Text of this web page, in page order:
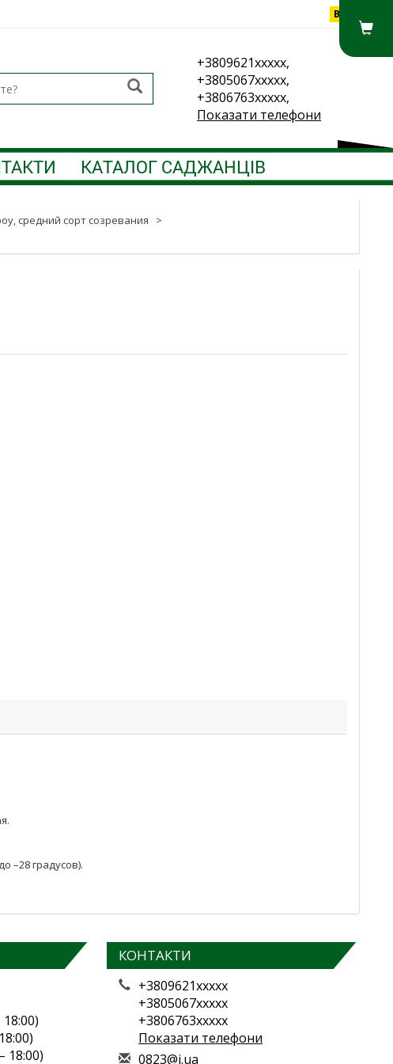
Вхід
+3809621xxxxx,
+3805067xxxxx,
+3806763xxxxx,
Показати телефони
КАТАЛОГ САДЖАНЦІВ
средний сорт созревания
>
–28 градусов).
18:00)
КОНТАКТИ
+3809621xxxxx
+3805067xxxxx
+3806763xxxxx
Показати телефони
0823@i.ua